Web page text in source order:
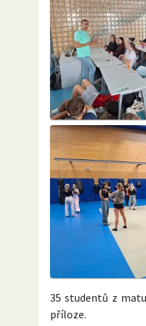
35 studentů z
příloze.